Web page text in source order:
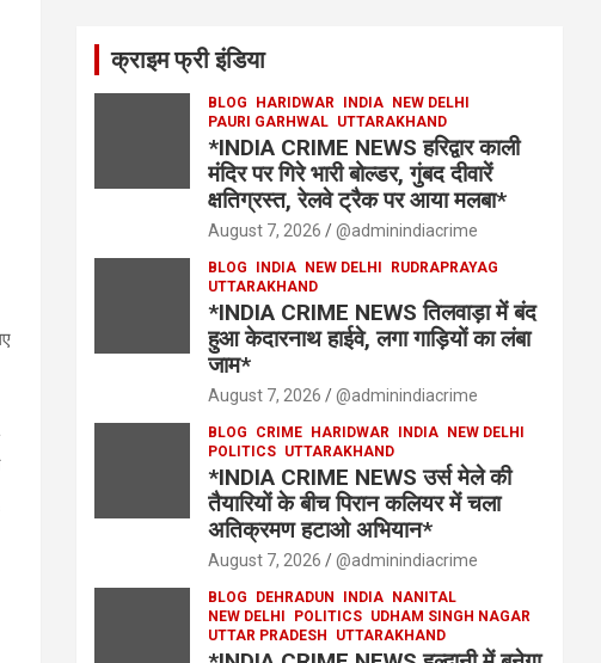
क्राइम फ्री इंडिया
BLOG HARIDWAR INDIA
NEW DELHI
PAURI GARHWAL UTTARAKHAND
*INDIA CRIME NEWS हरिद्वार काली
मंदिर पर गिरे भारी बोल्डर, गुंबद दीवारें
क्षतिग्रस्त, रेलवे ट्रैक पर आया मलबा*
August 7, 2026 @adminindiacrime
BLOG INDIA NEW DELHI
RUDRAPRAYAG
UTTARAKHAND
*INDIA CRIME NEWS तिलवाड़ा में बंद
हुआ केदारनाथ हाईवे, लगा गाड़ियों का लंबा
जाम*
August 7, 2026 @adminindiacrime
BLOG CRIME HARIDWAR INDIA
NEW DELHI
POLITICS UTTARAKHAND
*INDIA CRIME NEWS उर्स मेले की
तैयारियों के बीच पिरान कलियर में चला
अतिक्रमण हटाओ अभियान*
August 7, 2026 @adminindiacrime
BLOG DEHRADUN INDIA
NANITAL
NEW DELHI
POLITICS UDHAM SINGH NAGAR
UTTAR PRADESH
UTTARAKHAND